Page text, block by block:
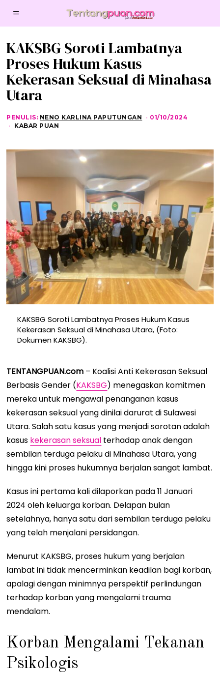
KAKSBG Soroti Lambatnya
Proses Hukum Kasus
Kekerasan Seksual di Minahasa
Utara
PENULIS: NENO KARLINA PAPUTUNGAN 01/10/2024
0
0
2
KABAR PUAN
KAKSBG Soroti Lambatnya Proses Hukum Kasus
Kekerasan Seksual di Minahasa Utara, (Foto:
Dokumen KAKSBG).
TENTANGPUAN.com – Koalisi Anti Kekerasan Seksual
Berbasis Gender (KAKSBG) menegaskan komitmen
mereka untuk mengawal penanganan kasus
kekerasan seksual yang dinilai darurat di Sulawesi
Utara. Salah satu kasus yang menjadi sorotan adalah
kasus kekerasan seksual terhadap anak dengan
sembilan terduga pelaku di Minahasa Utara, yang
hingga kini proses hukumnya berjalan sangat lambat.
Kasus ini pertama kali dilaporkan pada 11 Januari
2024 oleh keluarga korban. Delapan bulan
setelahnya, hanya satu dari sembilan terduga pelaku
yang telah menjalani persidangan.
Menurut KAKSBG, proses hukum yang berjalan
lambat ini tidak mencerminkan keadilan bagi korban,
apalagi dengan minimnya perspektif perlindungan
terhadap korban yang mengalami trauma
mendalam.
Korban Mengalami Tekanan
Psikologis